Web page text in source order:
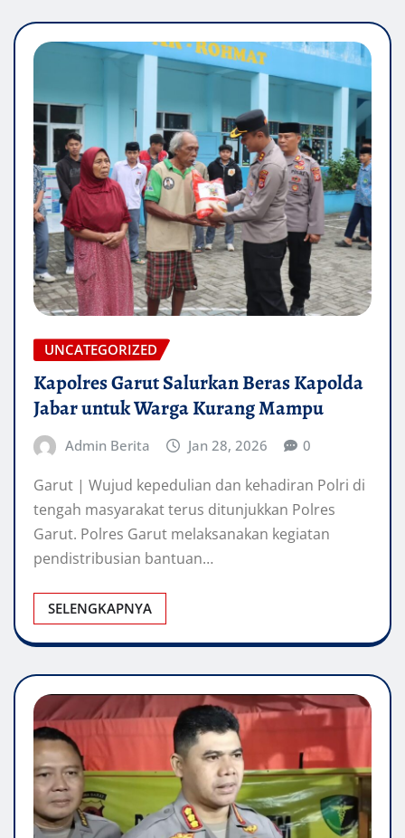
UNCATEGORIZED
Kapolres Garut Salurkan Beras Kapolda
Jabar untuk Warga Kurang Mampu
Admin Berita Jan 28, 2026 0
Garut | Wujud kepedulian dan kehadiran Polri di
tengah masyarakat terus ditunjukkan Polres
Garut. Polres Garut melaksanakan kegiatan
pendistribusian bantuan…
SELENGKAPNYA